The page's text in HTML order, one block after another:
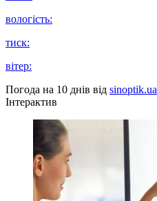
вологість:
тиск:
вітер:
Погода на 10 днів від sinoptik.ua
Інтерактив